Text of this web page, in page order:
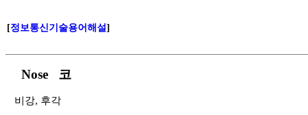
[정보통신기술용어해설]
Nose 코
비강, 후각